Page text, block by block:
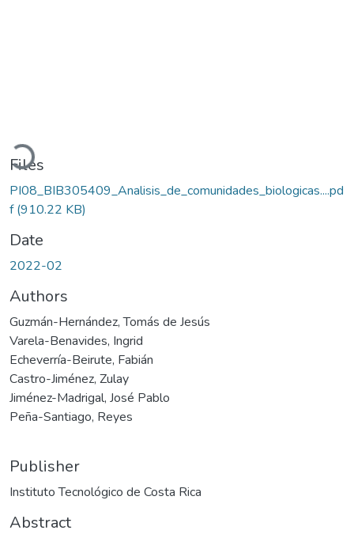
Loading...
Files
PI08_BIB305409_Analisis_de_comunidades_biologicas....pd
f(910.22 KB)
Date
2022-02
Authors
Guzmán-Hernández, Tomás de Jesús
Varela-Benavides, Ingrid
Echeverría-Beirute, Fabián
Castro-Jiménez, Zulay
Jiménez-Madrigal, José Pablo
Peña-Santiago, Reyes
Publisher
Instituto Tecnológico de Costa Rica
Abstract